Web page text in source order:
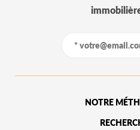
NOTRE